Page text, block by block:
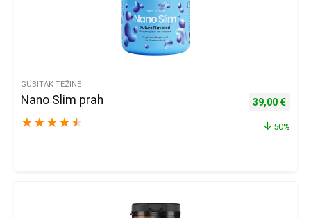
GUBITAK TEŽINE
Nano Slim prah
★ ★ ★ ★ ★
Izvorna
39,00 €
50%